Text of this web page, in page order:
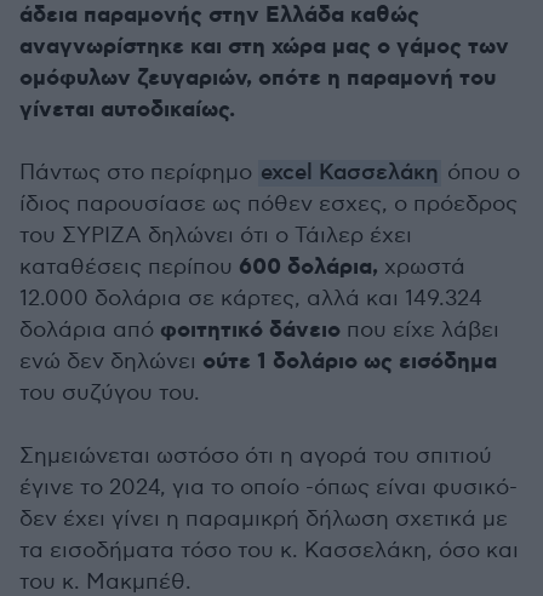
άδεια παραμονής στην Ελλάδα καθώς
αναγνωρίστηκε και στη χώρα μας ο γάμος των
ομόφυλων ζευγαριών, οπότε η παραμονή του
γίνεται αυτοδικαίως.
Πάντως στο περίφημο excel Κασσελάκη όπου ο
ίδιος παρουσίασε ως πόθεν εσχες, ο πρόεδρος
του ΣΥΡΙΖΑ δηλώνει ότι ο Τάιλερ έχει
καταθέσεις περίπου 600 δολάρια, χρωστά
12.000 δολάρια σε κάρτες, αλλά και 149.324
δολάρια από φοιτητικό δάνειο που είχε λάβει
ενώ δεν δηλώνει ούτε 1 δολάριο ως εισόδημα
του συζύγου του.
Σημειώνεται ωστόσο ότι η αγορά του σπιτιού
έγινε το 2024, για το οποίο -όπως είναι φυσικό-
δεν έχει γίνει η παραμικρή δήλωση σχετικά με
τα εισοδήματα τόσο του κ. Κασσελάκη, όσο και
του κ. Μακμπέθ.